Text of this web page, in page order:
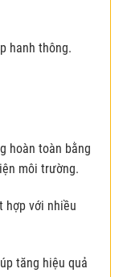
hanh thông.
hoàn toàn bằng
môi trường.
hợp với nhiều
tăng hiệu quả